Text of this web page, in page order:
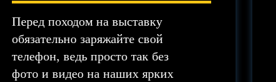
Перед походом на выставку
обязательно заряжайте свой
телефон, ведь просто так без
фото и видео на наших ярких